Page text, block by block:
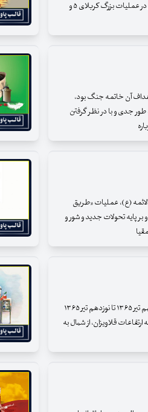
۱۹ دیماه سال ۱۳۶۵ آغاز شد.موفقیت‌های جمهوری اسلامی ایران در عملیات بزرگ کربلای ‌۵ و
آن خاتمه جنگ بود،
جدی و با در نظر گرفتن
(ع)، عملیات «طریق
سال ۱۳۶۰) با سرعت بسیار و بر پایه تحولات جدید و شور و
عملیات کربلای ۱ به‌منظور کاهش فشار در جبهه‌های جنوبی از نهم تیر ۱۳۶۵ تا نوزدهم تیر ۱۳۶۵
قلاویزان، از شمال به